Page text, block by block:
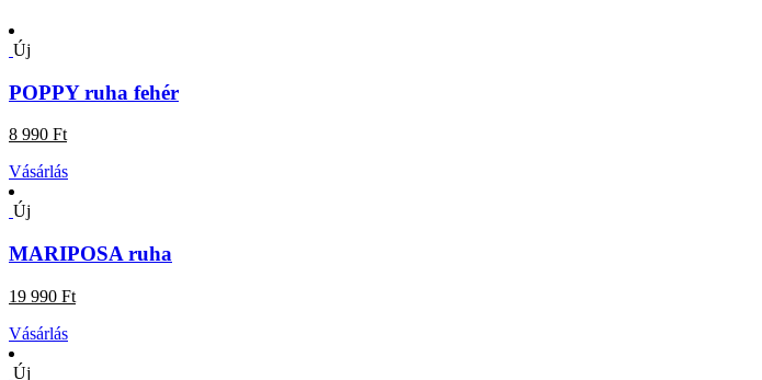
Új
POPPY ruha fehér
8 990 Ft
Vásárlás
Új
MARIPOSA ruha
19 990 Ft
Vásárlás
Új